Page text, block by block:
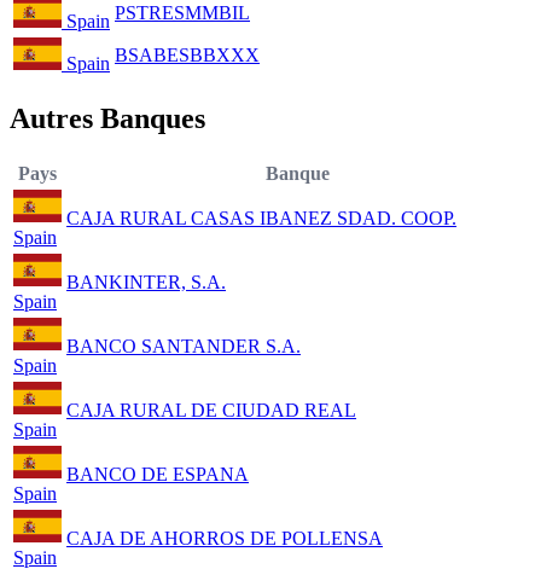
Spain PSTRESMMBIL
Spain BSABESBBXXX
Autres Banques
Pays Banque
Spain
CAJA RURAL CASAS IBANEZ SDAD. COOP.
Spain
BANKINTER, S.A.
Spain
BANCO SANTANDER S.A.
Spain
CAJA RURAL DE CIUDAD REAL
Spain
BANCO DE ESPANA
Spain
CAJA DE AHORROS DE POLLENSA